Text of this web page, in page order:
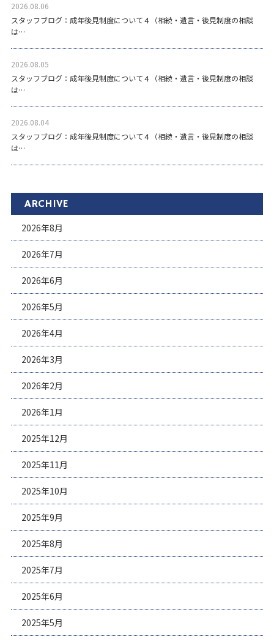
2026.08.06
スタッフブログ：成年後見制度について４（相続・遺言・後見制度の相談
は…
2026.08.05
スタッフブログ：成年後見制度について４（相続・遺言・後見制度の相談
は…
2026.08.04
スタッフブログ：成年後見制度について４（相続・遺言・後見制度の相談
は…
ARCHIVE
2026年8月
2026年7月
2026年6月
2026年5月
2026年4月
2026年3月
2026年2月
2026年1月
2025年12月
2025年11月
2025年10月
2025年9月
2025年8月
2025年7月
2025年6月
2025年5月